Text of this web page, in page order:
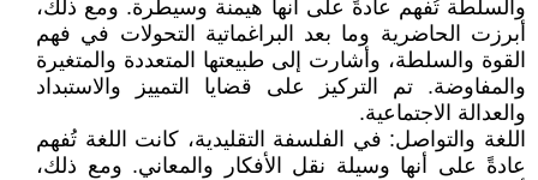
والسلطة تُفهم عادةً على أنها هيمنة وسيطرة. ومع ذلك،
أبرزت الحاضرية وما بعد البراغماتية التحولات في فهم
القوة والسلطة، وأشارت إلى طبيعتها المتعددة والمتغيرة
والمفاوضة. تم التركيز على قضايا التمييز والاستبداد
والعدالة الاجتماعية.
اللغة والتواصل: في الفلسفة التقليدية، كانت اللغة تُفهم
عادةً على أنها وسيلة نقل الأفكار والمعاني. ومع ذلك،